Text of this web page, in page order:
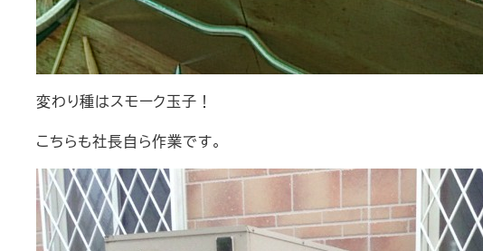
変わり種はスモーク玉子！
こちらも社長自ら作業です。